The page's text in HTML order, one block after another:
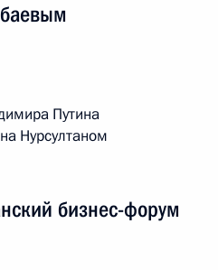
Путина
Нурсултаном
бизнес-форум